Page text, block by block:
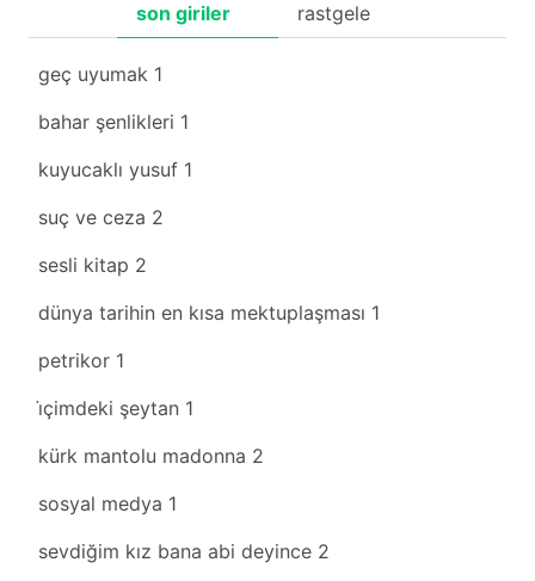
son giriler rastgele
geç uyumak 1
bahar şenlikleri 1
kuyucaklı yusuf 1
suç ve ceza 2
sesli kitap 2
dünya tarihin en kısa mektuplaşması 1
petrikor 1
i̇çimdeki şeytan 1
kürk mantolu madonna 2
sosyal medya 1
sevdiğim kız bana abi deyince 2